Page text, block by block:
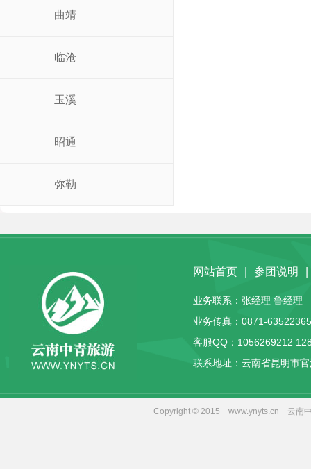
曲靖
临沧
玉溪
昭通
弥勒
网站首页 参团说明
业务联系：张经理 鲁经理
业务传真：0871-
客服QQ： 1056269212
联系地址：云南省昆明市
Copyright © 2015 www.ynyts.cn 云南